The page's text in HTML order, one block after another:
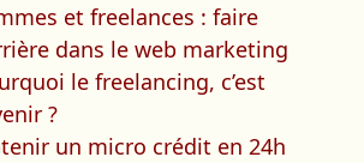
et freelances : faire
dans le web marketing
le freelancing, c’est
?
un micro crédit en 24h